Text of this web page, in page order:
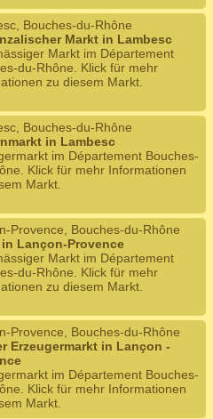
Bouches-du-Rhône
Markt in Lambesc
Markt im Département
du-Rhône. Klick für mehr
zu diesem Markt.
Bouches-du-Rhône
in Lambesc
im Département Bouches-
Klick für mehr Informationen
Markt.
Provence, Bouches-du-Rhône
in Lançon-Provence
Markt im Département
du-Rhône. Klick für mehr
zu diesem Markt.
Provence, Bouches-du-Rhône
Erzeugermarkt in Lançon -
im Département Bouches-
Klick für mehr Informationen
Markt.